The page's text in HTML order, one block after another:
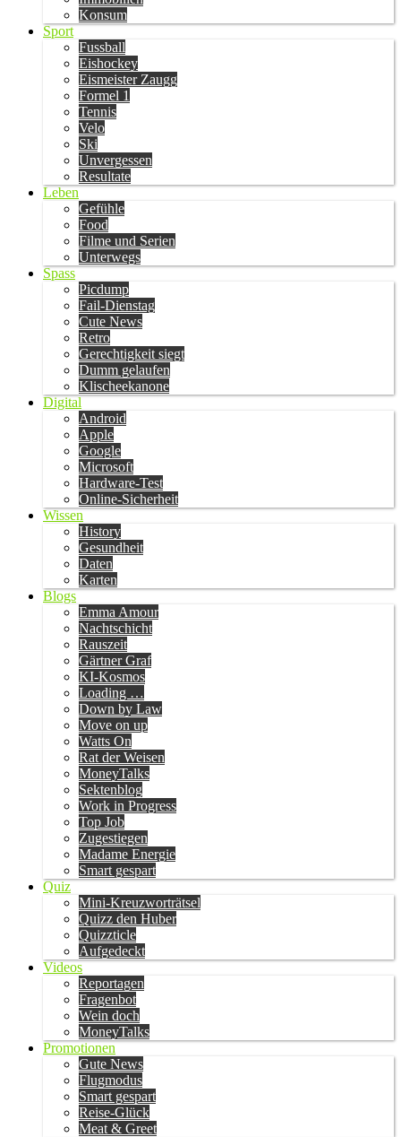
Konsum
Sport
Fussball
Eishockey
Eismeister Zaugg
Formel 1
Tennis
Velo
Ski
Unvergessen
Resultate
Leben
Gefühle
Food
Filme und Serien
Unterwegs
Spass
Picdump
Fail-Dienstag
Cute News
Retro
Gerechtigkeit siegt
Dumm gelaufen
Klischeekanone
Digital
Android
Apple
Google
Microsoft
Hardware-Test
Online-Sicherheit
Wissen
History
Gesundheit
Daten
Karten
Blogs
Emma Amour
Nachtschicht
Rauszeit
Gärtner Graf
KI-Kosmos
Loading …
Down by Law
Move on up
Watts On
Rat der Weisen
MoneyTalks
Sektenblog
Work in Progress
Top Job
Zugestiegen
Madame Energie
Smart gespart
Quiz
Mini-Kreuzworträtsel
Quizz den Huber
Quizzticle
Aufgedeckt
Videos
Reportagen
Fragenbot
Wein doch
MoneyTalks
Promotionen
Gute News
Flugmodus
Smart gespart
Reise-Glück
Meat & Greet